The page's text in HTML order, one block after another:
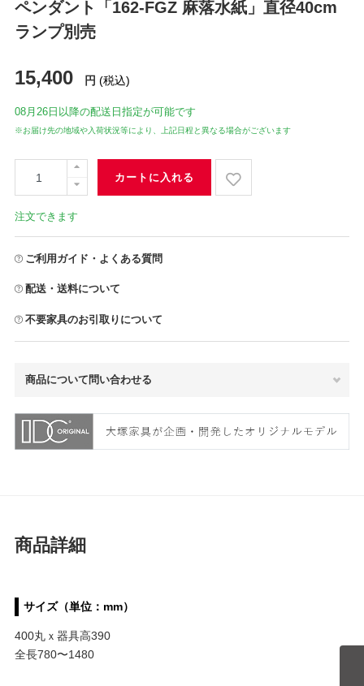
ペンダント「162-FGZ 麻落水紙」直径40cm
ランプ別売
15,400 円 (税込)
08月26日 以降の配送日指定が可能です
※お届け先の地域や入荷状況等により、上記日程と異なる場合がございます
カートに入れる
注文できます
ご利用ガイド・よくある質問
配送・送料について
不要家具のお引取りについて
商品について問い合わせる
商品詳細
サイズ（単位：mm）
400丸ｘ器具高390
全長780〜1480